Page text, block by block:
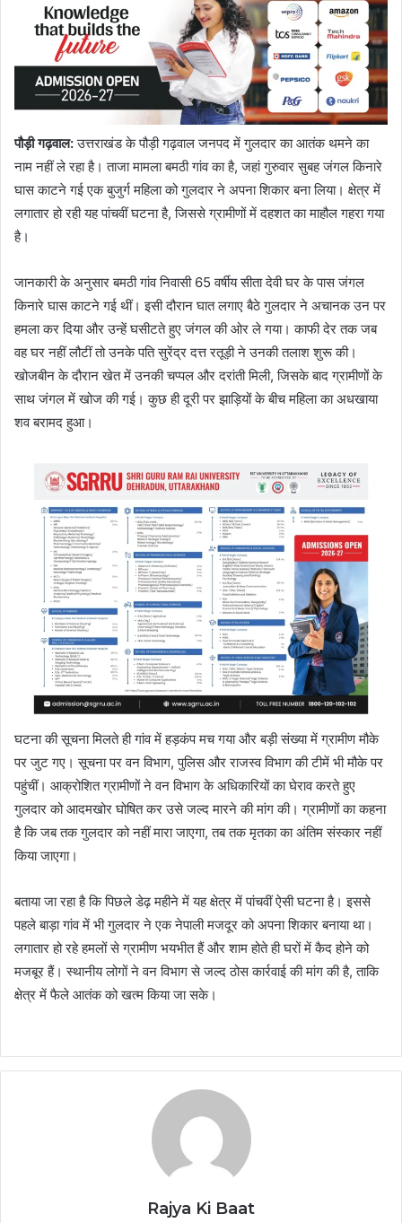
पौड़ी गढ़वाल:उत्तराखंड के पौड़ी गढ़वाल जनपद में गुलदार का आतंक थमने का
नाम नहीं ले रहा है। ताजा मामला बमठी गांव का है, जहां गुरुवार सुबह जंगल किनारे
घास काटने गई एक बुजुर्ग महिला को गुलदार ने अपना शिकार बना लिया। क्षेत्र में
लगातार हो रही यह पांचवीं घटना है, जिससे ग्रामीणों में दहशत का माहौल गहरा गया
है।
जानकारी के अनुसार बमठी गांव निवासी 65 वर्षीय सीता देवी घर के पास जंगल
किनारे घास काटने गई थीं। इसी दौरान घात लगाए बैठे गुलदार ने अचानक उन पर
हमला कर दिया और उन्हें घसीटते हुए जंगल की ओर ले गया। काफी देर तक जब
वह घर नहीं लौटीं तो उनके पति सुरेंद्र दत्त रतूड़ी ने उनकी तलाश शुरू की।
खोजबीन के दौरान खेत में उनकी चप्पल और दरांती मिली, जिसके बाद ग्रामीणों के
साथ जंगल में खोज की गई। कुछ ही दूरी पर झाड़ियों के बीच महिला का अधखाया
शव बरामद हुआ।
घटना की सूचना मिलते ही गांव में हड़कंप मच गया और बड़ी संख्या में ग्रामीण मौके
पर जुट गए। सूचना पर वन विभाग, पुलिस और राजस्व विभाग की टीमें भी मौके पर
पहुंचीं। आक्रोशित ग्रामीणों ने वन विभाग के अधिकारियों का घेराव करते हुए
गुलदार को आदमखोर घोषित कर उसे जल्द मारने की मांग की। ग्रामीणों का कहना
है कि जब तक गुलदार को नहीं मारा जाएगा, तब तक मृतका का अंतिम संस्कार नहीं
किया जाएगा।
बताया जा रहा है कि पिछले डेढ़ महीने में यह क्षेत्र में पांचवीं ऐसी घटना है। इससे
पहले बाड़ा गांव में भी गुलदार ने एक नेपाली मजदूर को अपना शिकार बनाया था।
लगातार हो रहे हमलों से ग्रामीण भयभीत हैं और शाम होते ही घरों में कैद होने को
मजबूर हैं। स्थानीय लोगों ने वन विभाग से जल्द ठोस कार्रवाई की मांग की है, ताकि
क्षेत्र में फैले आतंक को खत्म किया जा सके।
Rajya Ki Baat